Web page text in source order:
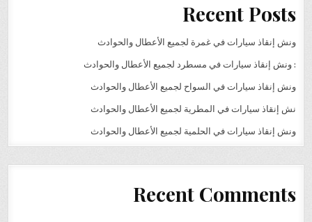
Recent Posts
ونش إنقاذ سيارات في غمرة لجميع الأعطال والحوادث
: ونش إنقاذ سيارات في مسطرد لجميع الأعطال والحوادث
ونش إنقاذ سيارات في السواح لجميع الأعطال والحوادث
نش إنقاذ سيارات في المطرية لجميع الأعطال والحوادث
ونش إنقاذ سيارات في الحلمية لجميع الأعطال والحوادث
Recent Comments